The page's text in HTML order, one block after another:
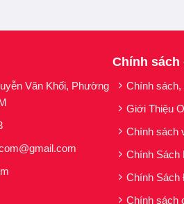
filler nội bì mới, được phát triển từ
xuất tiên tiến, Phillex tạo ra các
đầu tiên ứng dụng cấu trúc
sản xuất phân tử hình cầu, filler
năng
Văn Khối, Phường
Chính sách
Chính sách,
Giới Thiệu
Chính sách
Chính Sách
Chính Sách
Chính sách